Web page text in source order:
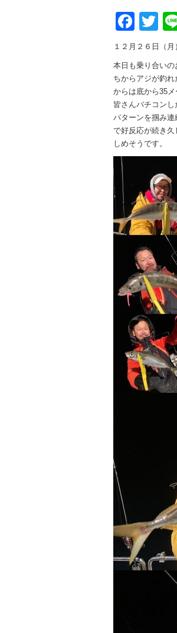
１２月２６日（
本日も乗り合い
ちからアジが釣
からは底から35
皆さんバチコン
パターンを掴み
で好反応が続き
しめそうです。